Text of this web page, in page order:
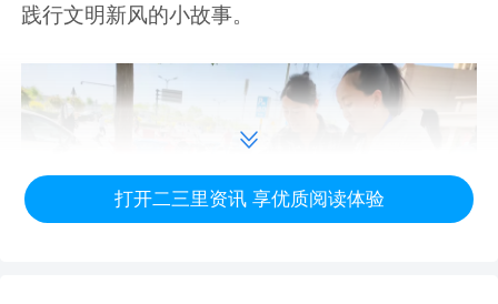
践行文明新风的小故事。
打开二三里资讯 享优质阅读体验